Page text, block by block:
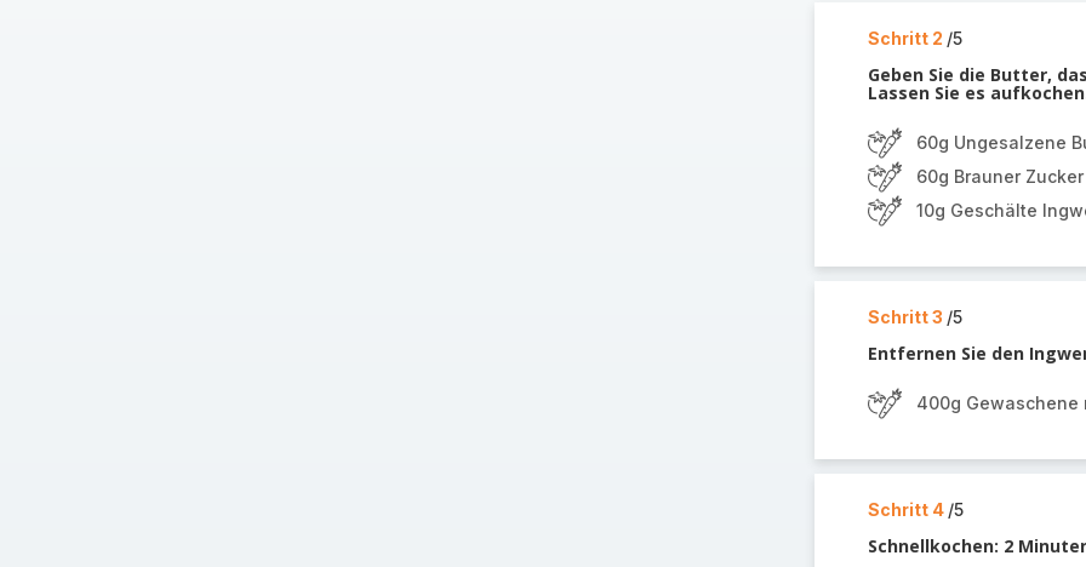
Schritt 2 /5
Geben Sie die Butter,
Lassen Sie es
60g Ungesalzene
60g Brauner Zucker
10g Geschälte
Schritt 3 /5
Entfernen Sie den
400g Gewaschene
Schritt 4 /5
Schnellkochen: 2